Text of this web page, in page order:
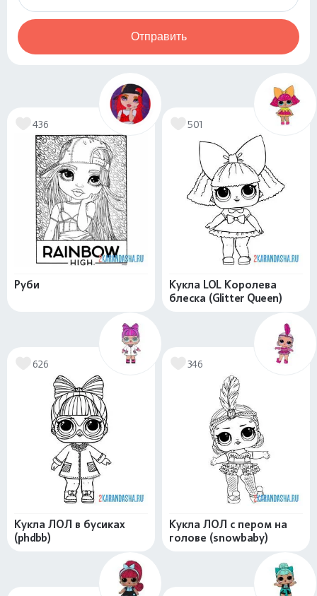
Отправить
436
Руби
501
Кукла LOL Королева
блеска (Glitter Queen)
626
Кукла ЛОЛ в бусиках
(phdbb)
346
Кукла ЛОЛ с пером на
голове (snowbaby)